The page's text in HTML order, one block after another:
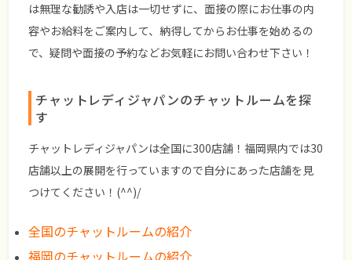
は無理な勧誘や入店は一切せずに、面接の際にお仕事の内
容やお給料をご案内して、納得してからお仕事を始めるの
で、疑問や面接の予約などお気軽にお問い合わせ下さい！
チャットレディジャパンのチャットルームを探
す
チャットレディジャパンは全国に300店舗！福岡県内では30
店舗以上の展開を行っていますので自分にあった店舗を見
つけてください！(^^)/
全国のチャットルームの紹介